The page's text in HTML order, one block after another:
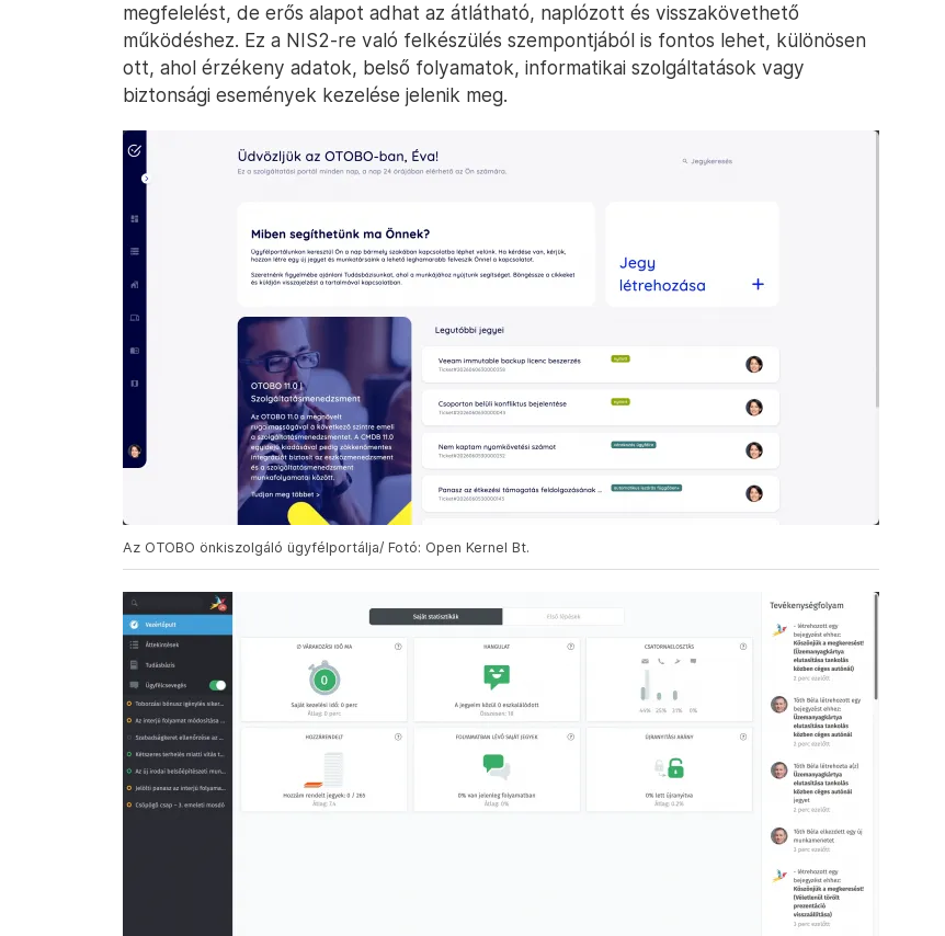
megfelelést, de erős alapot adhat az átlátható, naplózott és visszakövethető
működéshez. Ez a NIS2-re való felkészülés szempontjából is fontos lehet, különösen
ott, ahol érzékeny adatok, belső folyamatok, informatikai szolgáltatások vagy
biztonsági események kezelése jelenik meg.
Az OTOBO önkiszolgáló ügyfélportálja/ Fotó: Open Kernel Bt.